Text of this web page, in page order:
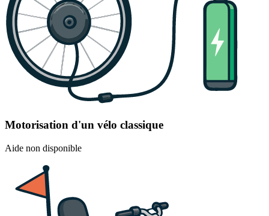
Motorisation d'un vélo classique
Aide non disponible